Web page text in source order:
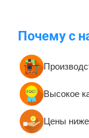
Почему с
Высокое
Цены